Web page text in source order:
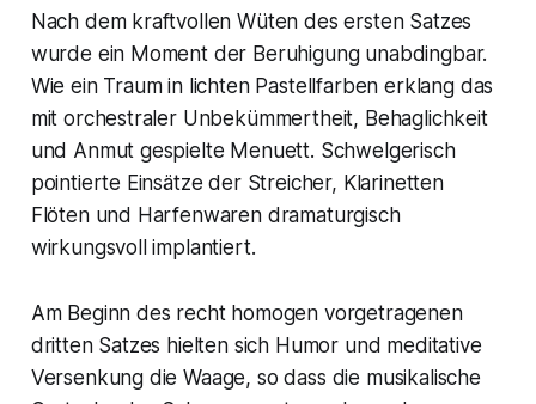
Nach dem kraftvollen Wüten des ersten Satzes
wurde ein Moment der Beruhigung unabdingbar.
Wie ein Traum in lichten Pastellfarben erklang das
mit orchestraler Unbekümmertheit, Behaglichkeit
und Anmut gespielte Menuett. Schwelgerisch
pointierte Einsätze der Streicher, Klarinetten
Flöten und Harfenwaren dramaturgisch
wirkungsvoll implantiert.
Am Beginn des recht homogen vorgetragenen
dritten Satzes hielten sich Humor und meditative
Versenkung die Waage, so dass die musikalische